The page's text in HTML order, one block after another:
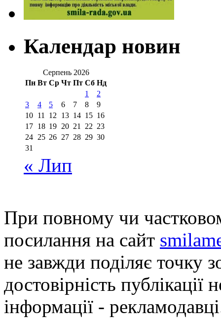
Календар новин
Серпень 2026
Пн Вт Ср Чт Пт Сб Нд
1
2
3
4 5 6 7 8
9
10 11 12 13 14 15 16
17 18 19 20 21 22 23
24 25 26 27 28 29 30
31
« Лип
При повному чи
посилання на сайт
не завжди поділяє точку
достовірність публікації
інформації -